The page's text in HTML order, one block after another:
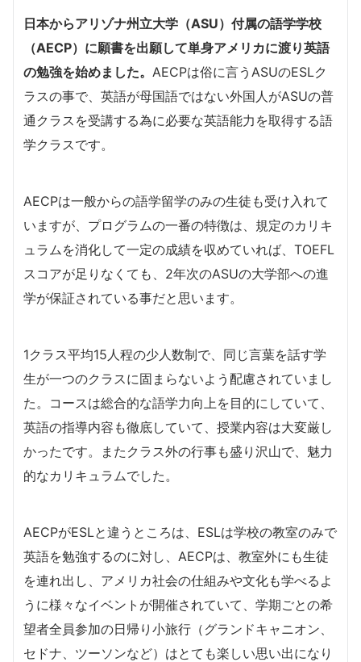
日本からアリゾナ州立大学（ASU）付属の語学学校
（AECP）に願書を出願して単身アメリカに渡り英語
の勉強を始めました。 AECPは俗に言うASUのESLク
ラスの事で、英語が母国語ではない外国人がASUの普
通クラスを受講する為に必要な英語能力を取得する語
学クラスです。
AECPは一般からの語学留学のみの生徒も受け入れて
いますが、プログラムの一番の特徴は、規定のカリキ
ュラムを消化して一定の成績を収めていれば、TOEFL
スコアが足りなくても、2年次のASUの大学部への進
学が保証されている事だと思います。
1クラス平均15人程の少人数制で、同じ言葉を話す学
生が一つのクラスに固まらないよう配慮されていまし
た。コースは総合的な語学力向上を目的にしていて、
英語の指導内容も徹底していて、授業内容は大変厳し
かったです。またクラス外の行事も盛り沢山で、魅力
的なカリキュラムでした。
AECPがESLと違うところは、ESLは学校の教室のみで
英語を勉強するのに対し、AECPは、教室外にも生徒
を連れ出し、アメリカ社会の仕組みや文化も学べるよ
うに様々なイベントが開催されていて、学期ごとの希
望者全員参加の日帰り小旅行（グランドキャニオン、
セドナ、ツーソンなど）はとても楽しい思い出になり